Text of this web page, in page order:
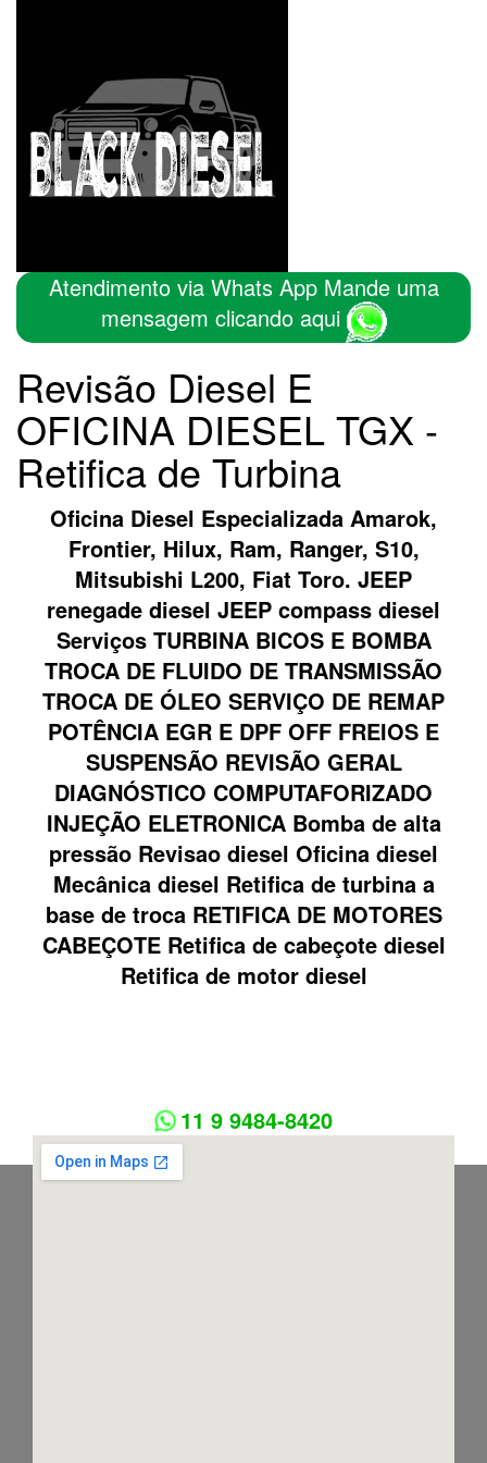
Atendimento via Whats App Mande uma
mensagem clicando aqui
Revisão Diesel E
OFICINA DIESEL TGX -
Retifica de Turbina
Oficina Diesel Especializada Amarok,
Frontier, Hilux, Ram, Ranger, S10,
Mitsubishi L200, Fiat Toro. JEEP
renegade diesel JEEP compass diesel
Serviços TURBINA BICOS E BOMBA
TROCA DE FLUIDO DE TRANSMISSÃO
TROCA DE ÓLEO SERVIÇO DE REMAP
POTÊNCIA EGR E DPF OFF FREIOS E
SUSPENSÃO REVISÃO GERAL
DIAGNÓSTICO COMPUTAFORIZADO
INJEÇÃO ELETRONICA Bomba de alta
pressão Revisao diesel Oficina diesel
Mecânica diesel Retifica de turbina a
base de troca RETIFICA DE MOTORES
CABEÇOTE Retifica de cabeçote diesel
Retifica de motor diesel
11 9 9484-8420